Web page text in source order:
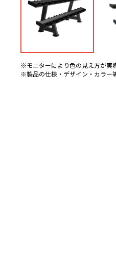
※モニターにより色の見え方が実
※製品の仕様・デザイン・カラー